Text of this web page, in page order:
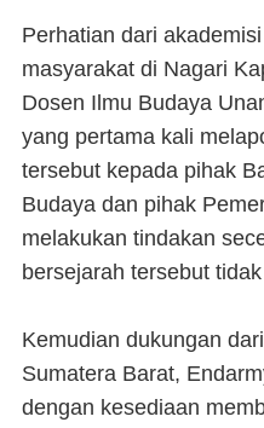
Perhatian dari
masyarakat di Nagari
Dosen Ilmu Budaya
yang pertama kali
tersebut kepada pihak
Budaya dan pihak
melakukan tindakan
bersejarah tersebut
Kemudian dukungan
Sumatera Barat,
dengan kesediaan